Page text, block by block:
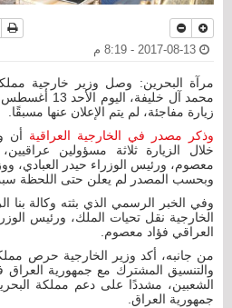
مرآة البحرين: وصل وزير خارجية
زيارة مفاجئة، لم يتم الإعلان عنها مسبقًا‎.
وذكر مصدر في الخارجية العراقية أن
خلال الزيارة ثلاثة مسؤولين
معصوم، ورئيس الوزراء حيدر العبادي،
وبحسب المصدر لم يعلن حتى اللحظة سبب
وفي الخبر الرسمي الذي بثته وكالة بنا
الخارجية نقل تحيات الملك، ورئيس
العراقي فؤاد معصوم.
من جانبه، أكد وزير الخارجية حرص
والتنسيق المشترك مع جمهورية
الشعبين، مشددًا على دعم مملكة
جمهورية العراق.